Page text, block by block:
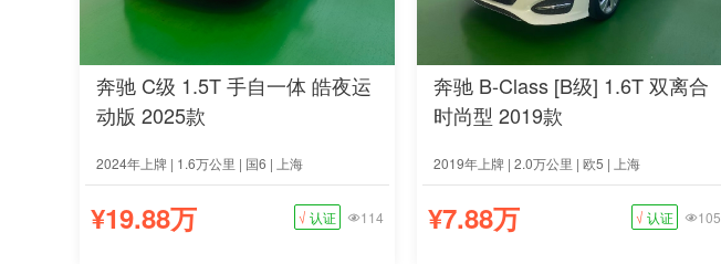
奔驰 C级 1.5T 手自一体 皓夜运
动版 2025款
2024年上牌 | 1.6万公里 | 国6 | 上海
¥19.88万 √ 认证 114
奔驰 B-Class [B级] 1.6T 双离合
时尚型 2019款
2019年上牌 | 2.0万公里 | 欧5 | 上海
¥7.88万 √ 认证 105